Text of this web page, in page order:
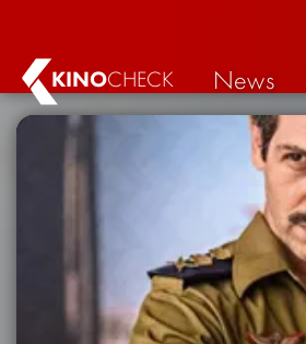
KINOCHECK News